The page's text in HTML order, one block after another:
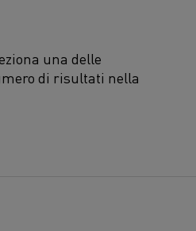
una delle
di risultati nella